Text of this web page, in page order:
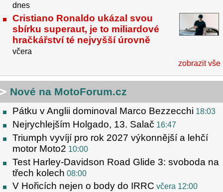
dnes
Cristiano Ronaldo ukázal svou
sbírku superaut, je to miliardové
hračkářství té nejvyšší úrovně
včera
zobrazit vše
Nové na MotoForum.cz
Pátku v Anglii dominoval Marco Bezzecchi 18:03
Nejrychlejším Holgado, 13. Salač 16:47
Triumph vyvíjí pro rok 2027 výkonnější a lehčí
motor Moto2 10:00
Test Harley-Davidson Road Glide 3: svoboda na
třech kolech 08:00
V Hořicích nejen o body do IRRC včera 12:00